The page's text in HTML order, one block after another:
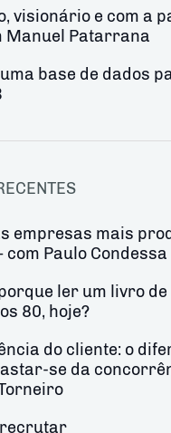
visionário e com a
Manuel Patarrana
base de dados
empresas mais
com Paulo Condessa
ler um livro de
80, hoje?
do cliente: o
se da
recrutar